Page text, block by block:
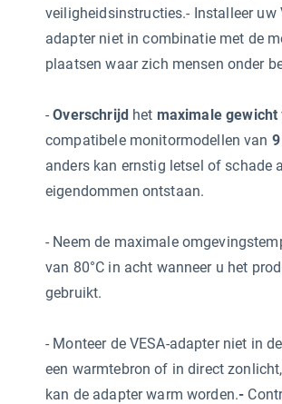
veiligheidsinstructies.- Installeer uw
adapter niet in combinatie met de
plaatsen waar zich mensen onder
- Overschrijdhet maximale gewicht
compatibele monitormodellen van
anders kan ernstig letsel of schade
eigendommen ontstaan.
- Neem de maximale
van 80°C in acht wanneer u het
gebruikt.
- Monteer de VESA-adapter niet in
een warmtebron of in direct
kan de adapter warm worden.-